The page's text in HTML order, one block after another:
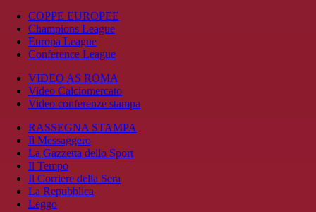
COPPE EUROPEE
Champions League
Europa League
Conference League
VIDEO AS ROMA
Video Calciomercato
Video conferenze stampa
RASSEGNA STAMPA
Il Messaggero
La Gazzetta dello Sport
Il Tempo
Il Corriere della Sera
La Repubblica
Leggo